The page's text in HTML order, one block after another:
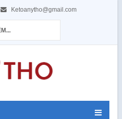
Ketoanytho@gmail.com